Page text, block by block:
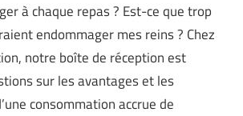
à chaque repas ? Est-ce que trop
endommager mes reins ? Chez
notre boîte de réception est
sur les avantages et les
consommation accrue de